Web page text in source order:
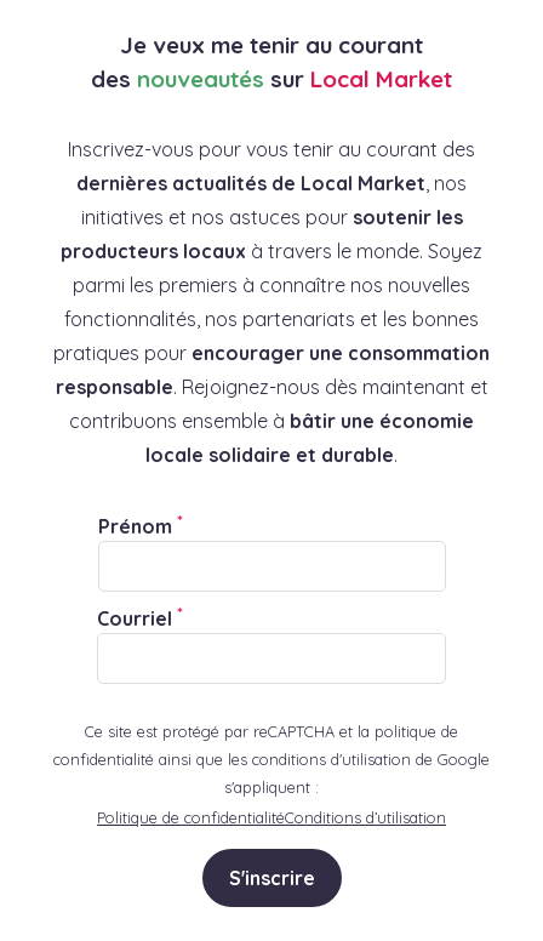
Je veux me tenir au courant
des nouveautés sur Local Market
Inscrivez-vous pour vous tenir au courant des
dernières actualités de Local Market, nos
initiatives et nos astuces pour soutenir les
producteurs locaux à travers le monde. Soyez
parmi les premiers à connaître nos nouvelles
fonctionnalités, nos partenariats et les bonnes
pratiques pour encourager une consommation
responsable. Rejoignez-nous dès maintenant et
contribuons ensemble à bâtir une économie
locale solidaire et durable.
Prénom *
Courriel *
Ce site est protégé par reCAPTCHA et la politique de
confidentialité ainsi que les conditions d'utilisation de Google
s'appliquent :
Politique de confidentialitéConditions d’utilisation
S'inscrire